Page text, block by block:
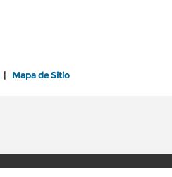
Mapa de Sitio